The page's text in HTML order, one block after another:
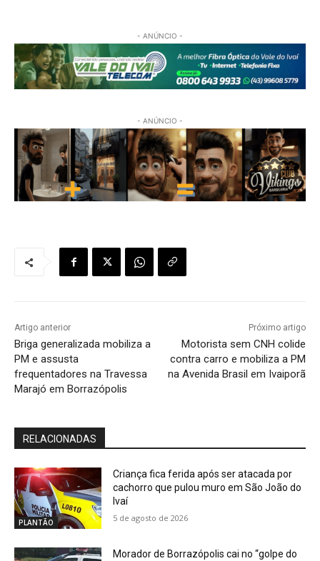
- ANÚNCIO -
- ANÚNCIO -
Artigo anterior
Briga generalizada mobiliza a
PM e assusta
frequentadores na Travessa
Marajó em Borrazópolis
Próximo artigo
Motorista sem CNH colide
contra carro e mobiliza a PM
na Avenida Brasil em Ivaiporã
RELACIONADAS
PLANTÃO
Criança fica ferida após ser atacada por
cachorro que pulou muro em São João do
Ivaí
5 de agosto de 2026
Morador de Borrazópolis cai no “golpe do